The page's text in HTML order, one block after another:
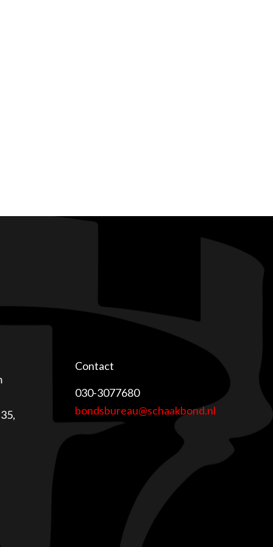
Contact
030-3077680
bondsbureau@schaakbond.nl